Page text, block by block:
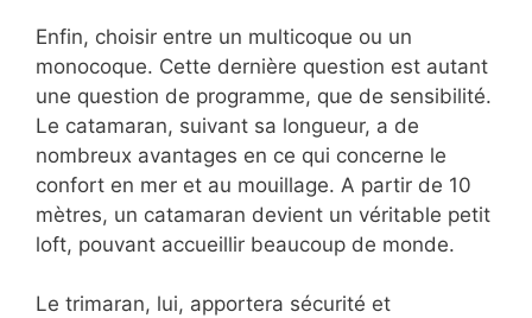
Enfin, choisir entre un multicoque ou un
monocoque. Cette dernière question est autant
une question de programme, que de sensibilité.
Le catamaran, suivant sa longueur, a de
nombreux avantages en ce qui concerne le
confort en mer et au mouillage. A partir de 10
mètres, un catamaran devient un véritable petit
loft, pouvant accueillir beaucoup de monde.
Le trimaran, lui, apportera sécurité et